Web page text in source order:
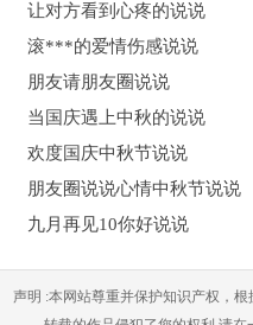
20） 我凝视着祖国的版图，
我热爱你，祝福你！
1） 金秋皓月：祝愿我的祖
让对方看到心疼的说说
滚***的爱情伤感说说
朋友请朋友圈说说
当国庆遇上中秋的说说
欢度国庆中秋节说说
朋友圈说说心情中秋节说说
九月再见10你好说说
声明 :本网站尊重并保护知识产权，